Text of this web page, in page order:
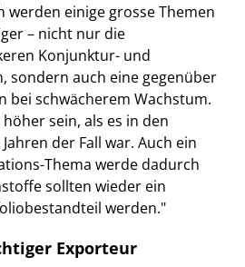
werden einige grosse Themen
– nicht nur die
Konjunktur- und
sondern auch eine gegenüber
bei schwächerem Wachstum.
sein, als es in den
der Fall war. Auch ein
Thema werde dadurch
sollten wieder ein
werden."
Exporteur